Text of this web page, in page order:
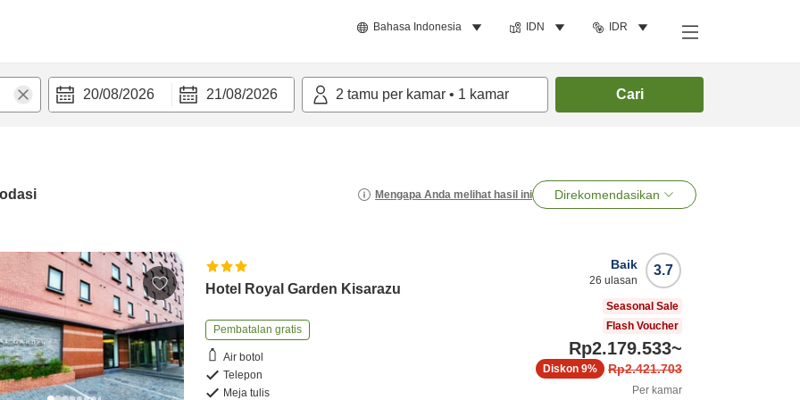
Bahasa Indonesia IDN IDR
20/08/2026 21/08/2026 2 tamu per kamar • 1 kamar Cari
Mengapa Anda melihat hasil ini Direkomendasikan
Hotel Royal Garden Kisarazu
Pembatalan gratis
Air botol
Telepon
Meja tulis
3.7
Baik
26 ulasan
Seasonal Sale
Flash Voucher
Rp2.179.533~
Rp2.421.703
Diskon 9%
Per kamar